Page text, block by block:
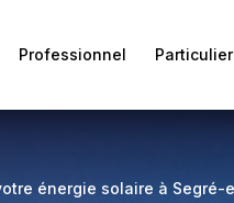
Professionnel Particulier
énergie solaire à Segré-